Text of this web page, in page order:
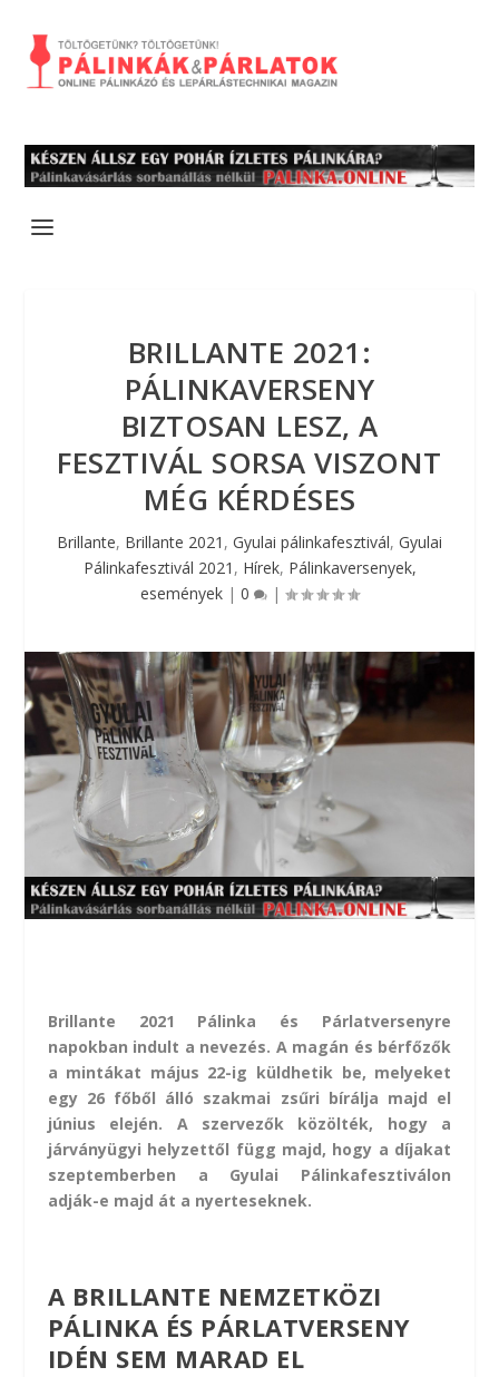
BRILLANTE 2021:
PÁLINKAVERSENY
BIZTOSAN LESZ, A
FESZTIVÁL SORSA VISZONT
MÉG KÉRDÉSES
Brillante, Brillante 2021 , Gyulai pálinkafesztivál, Gyulai
Pálinkafesztivál 2021 , Hírek, Pálinkaversenyek,
események | 0 |
Brillante 2021 Pálinka és Párlatversenyre
napokban indult a nevezés. A magán és bérfőzők
a mintákat május 22-ig küldhetik be, melyeket
egy 26 főből álló szakmai zsűri bírálja majd el
június elején. A szervezők közölték, hogy a
járványügyi helyzettől függ majd, hogy a díjakat
szeptemberben a Gyulai Pálinkafesztiválon
adják-e majd át a nyerteseknek.
A BRILLANTE NEMZETKÖZI
PÁLINKA ÉS PÁRLATVERSENY
IDÉN SEM MARAD EL